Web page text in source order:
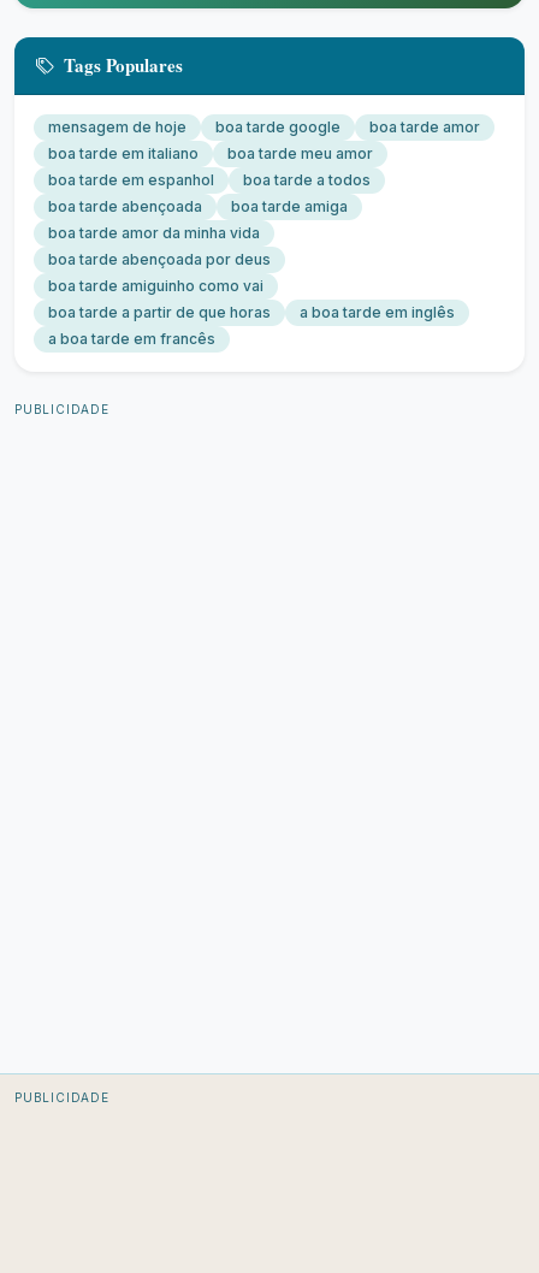
Tags Populares
mensagem de hoje boa tarde google
boa tarde amor
boa tarde em italiano
boa tarde meu amor
boa tarde em espanhol
boa tarde a todos
boa tarde abençoada
boa tarde amiga
boa tarde amor da minha vida
boa tarde abençoada por deus
boa tarde amiguinho como vai
boa tarde a partir de que horas
a boa tarde em inglês
a boa tarde em francês
PUBLICIDADE
PUBLICIDADE